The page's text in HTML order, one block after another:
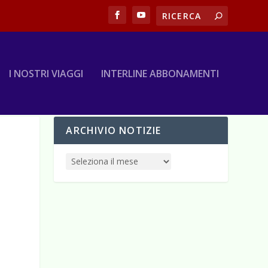
I NOSTRI VIAGGI INTERLINE ABBONAMENTI
ARCHIVIO NOTIZIE